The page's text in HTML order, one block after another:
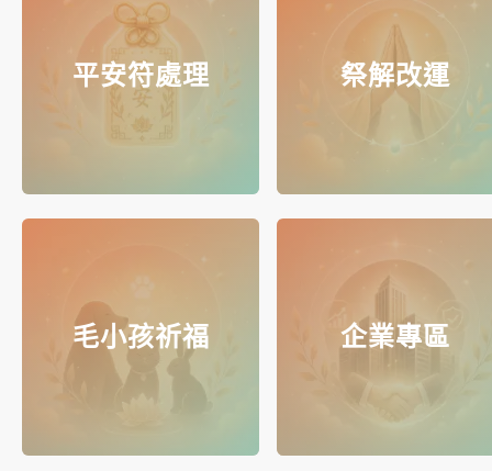
平安符處理 祭解改運
毛小孩祈福 企業專區